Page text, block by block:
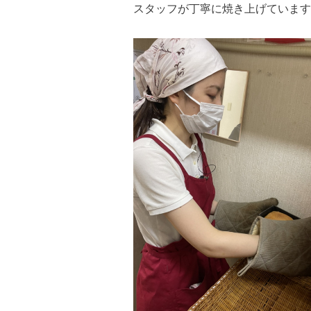
スタッフが丁寧に焼き上げていま